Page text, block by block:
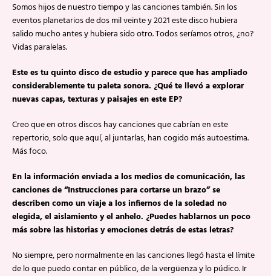
Somos hijos de nuestro tiempo y las canciones también. Sin los
eventos planetarios de dos mil veinte y 2021 este disco hubiera
salido mucho antes y hubiera sido otro. Todos seríamos otros, ¿no?
Vidas paralelas.
Este es tu quinto disco de estudio y parece que has ampliado
considerablemente tu paleta sonora. ¿Qué te llevó a explorar
nuevas capas, texturas y paisajes en este EP?
Creo que en otros discos hay canciones que cabrían en este
repertorio, solo que aquí, al juntarlas, han cogido más autoestima.
Más foco.
En la información enviada a los medios de comunicación, las
canciones de “Instrucciones para cortarse un brazo” se
describen como un viaje a los infiernos de la soledad no
elegida, el aislamiento y el anhelo. ¿Puedes hablarnos un poco
más sobre las historias y emociones detrás de estas letras?
No siempre, pero normalmente en las canciones llegó hasta el límite
de lo que puedo contar en público, de la vergüenza y lo púdico. Ir